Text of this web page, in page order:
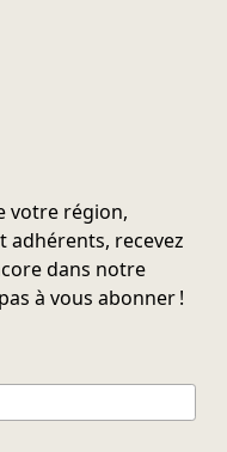
votre région,
adhérents, recevez
dans notre
à vous abonner !